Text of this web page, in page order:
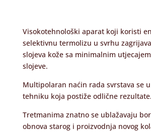
Visokotehnološki aparat koji koristi
selektivnu termolizu u svrhu
slojeva kože sa minimalnim
slojeve.
Multipolaran naćin rada svrstava se
tehniku koja postiže odlične rezultate.
Tretmanima znatno se ublažavaju
obnova starog i proizvodnja novog